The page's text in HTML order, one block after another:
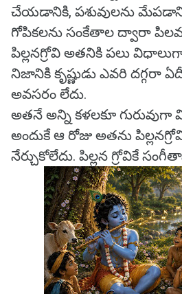
చేయడానికి, పశువులను
గోపికలను సంకేతాల ద్వారా
పిల్లనగ్రోవి అతనికి పలు
నిజానికి కృష్ణుడు ఎవరి దగ్గరా
అవసరం లేదు.
అతనే అన్ని కళలకూ గురువుగా
అందుకే ఆ రోజు అతను
నేర్చుకోలేదు. పిల్లన గ్రోవికే